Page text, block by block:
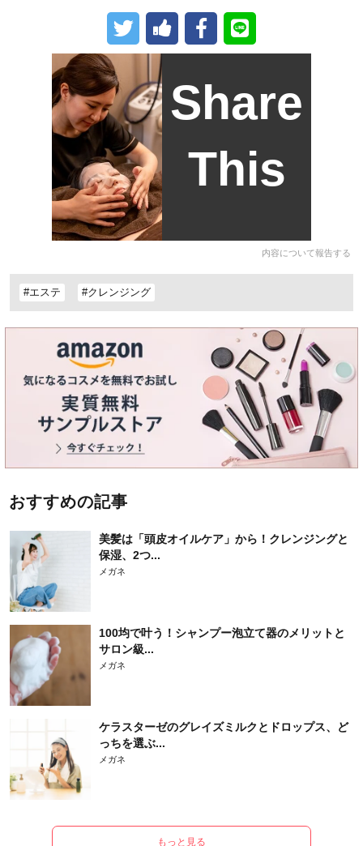
Share
This
内容について報告する
#エステ #クレンジング
おすすめの記事
美髪は「頭皮オイルケア」から！クレンジングと
保湿、2つ...
メガネ
100均で叶う！シャンプー泡立て器のメリットと
サロン級...
メガネ
ケラスターゼのグレイズミルクとドロップス、ど
っちを選ぶ...
メガネ
もっと見る